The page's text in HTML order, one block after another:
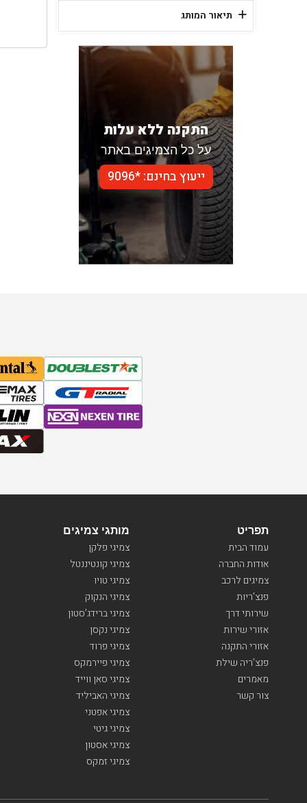
+ תיאור המותג
התקנה ללא עלות
על כל הצמיגים באתר
ייעוץ בחינם: *9096
מותגי צמיגים
צמיגי פלקן
צמיגי קונטיננטל
צמיגי טויו
צמיגי הנקוק
צמיגי ברידג’סטון
צמיגי נקסן
צמיגי פרוד
צמיגי פיירמקס
צמיגי סאן ווייד
צמיגי האביליד
צמיגי אפטני
צמיגי גיטי
צמיגי אסטון
צמיגי זמקס
תפריט
עמוד הבית
אודות החברה
צמיגים לרכב
פנצ’ריות
שירותי דרך
אזורי שירות
אזורי התקנה
פנצ’ריה שילת
מאמרים
צור קשר